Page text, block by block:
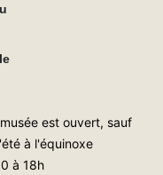
est ouvert, sauf
à l'équinoxe
à 18h